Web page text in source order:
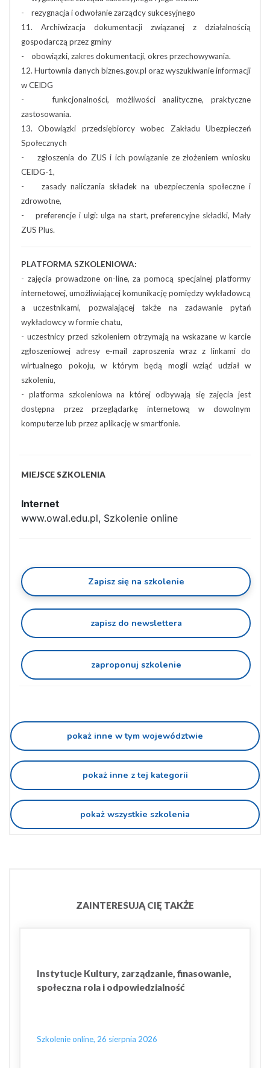
- rezygnacja i odwołanie zarządcy sukcesyjnego
11. Archiwizacja dokumentacji związanej z działalnością
gospodarczą przez gminy
- obowiązki, zakres dokumentacji, okres przechowywania.
12. Hurtownia danych biznes.gov.pl oraz wyszukiwanie informacji
w CEIDG
- funkcjonalności, możliwości analityczne, praktyczne
zastosowania.
13. Obowiązki przedsiębiorcy wobec Zakładu Ubezpieczeń
Społecznych
- zgłoszenia do ZUS i ich powiązanie ze złożeniem wniosku
CEIDG-1,
- zasady naliczania składek na ubezpieczenia społeczne i
zdrowotne,
- preferencje i ulgi: ulga na start, preferencyjne składki, Mały
ZUS Plus.
PLATFORMA SZKOLENIOWA:
- zajęcia prowadzone on-line, za pomocą specjalnej platformy
internetowej, umożliwiającej komunikację pomiędzy wykładowcą
a uczestnikami, pozwalającej także na zadawanie pytań
wykładowcy w formie chatu,
- uczestnicy przed szkoleniem otrzymają na wskazane w karcie
zgłoszeniowej adresy e-mail zaproszenia wraz z linkami do
wirtualnego pokoju, w którym będą mogli wziąć udział w
szkoleniu,
- platforma szkoleniowa na której odbywają się zajęcia jest
dostępna przez przeglądarkę internetową w dowolnym
komputerze lub przez aplikację w smartfonie.
MIEJSCE SZKOLENIA
Internet
www.owal.edu.pl, Szkolenie online
Zapisz się na szkolenie
zapisz do newslettera
zaproponuj szkolenie
pokaż inne w tym województwie
pokaż inne z tej kategorii
pokaż wszystkie szkolenia
ZAINTERESUJĄ CIĘ TAKŻE
Instytucje Kultury, zarządzanie, finasowanie,
społeczna rola i odpowiedzialność
Szkolenie online, 26 sierpnia 2026